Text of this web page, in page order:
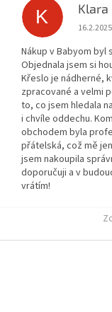
K Klara
16.2.2025
Nákup v Babyom byl
Objednala jsem si
Křeslo je nádherné,
zpracované a velmi
to, co jsem hledala
i chvíle oddechu.
obchodem byla
přátelská, což mě
jsem nakoupila
doporučuji a v
vrátím!